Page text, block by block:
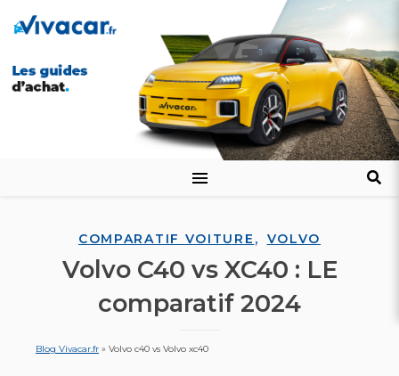
COMPARATIF VOITURE , VOLVO
Volvo C40 vs XC40 : LE
comparatif 2024
Blog Vivacar.fr » Volvo c40 vs Volvo xc40